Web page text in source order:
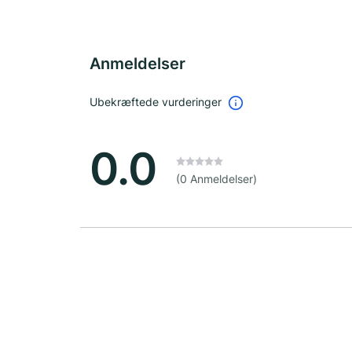
Anmeldelser
Ubekræftede vurderinger
0.0 (0 Anmeldelser)